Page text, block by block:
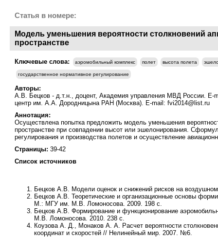
Статья в номере:
Модель уменьшения вероятности столкновений
пространстве
Ключевые слова: аэромобильный комплекс полет высота полета
государственное нормативное регулирование
Авторы:
А.В. Бецков - д.т.н., доцент, Академия управления МВД России. E-
центр им. А.А. Дородницына РАН (Москва). E-mail: fvi2014@list.ru
Аннотация:
Осуществлена попытка предложить модель уменьшения
пространстве при совпадении высот или эшелонирования.
регулирования и производства полетов и осуществление
Страницы: 39-42
Список источников
Бецков А.В. Модели оценок и снижений рисков на
Бецков А.В. Теоретические и организационные основы
М.: МГУ им. М.В. Ломоносова. 2009. 198 с.
Бецков А.В. Формирование и функционирование
М.В. Ломоносова. 2010. 238 с.
Коузова А. Д., Монаков А. А. Расчет вероятности
координат и скоростей // Нелинейный мир. 2007. №6.